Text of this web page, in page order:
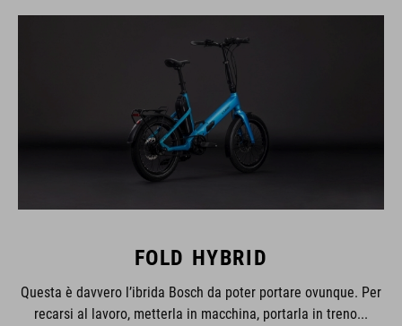
FOLD HYBRID
Questa è davvero l’ibrida Bosch da poter portare ovunque. Per
recarsi al lavoro, metterla in macchina, portarla in treno...